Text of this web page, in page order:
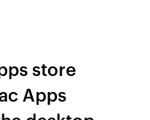
store
Apps